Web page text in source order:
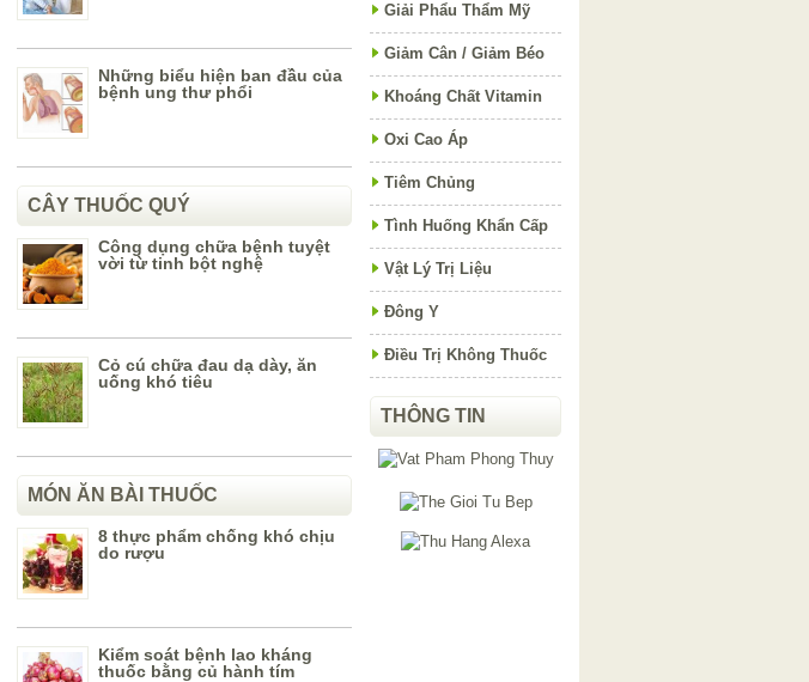
Những biểu hiện ban đầu của
bệnh ung thư phổi
CÂY THUỐC QUÝ
Công dụng chữa bệnh tuyệt
vời từ tinh bột nghệ
Cỏ cú chữa đau dạ dày, ăn
uống khó tiêu
MÓN ĂN BÀI THUỐC
8 thực phẩm chống khó chịu
do rượu
Kiểm soát bệnh lao kháng
thuốc bằng củ hành tím
Giải Phẩu Thẩm Mỹ
Giảm Cân / Giảm Béo
Khoáng Chất Vitamin
Oxi Cao Áp
Tiêm Chủng
Tình Huống Khẩn Cấp
Vật Lý Trị Liệu
Đông Y
Điều Trị Không Thuốc
THÔNG TIN